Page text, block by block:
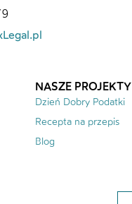
NASZE PROJEKTY
Dzień Dobry Podatki
Recepta na przepis
Blog